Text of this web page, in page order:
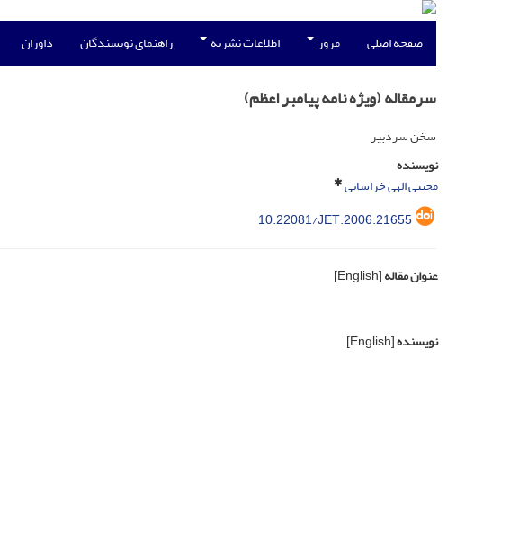
صفحه اصلی مرور اطلاعات نشریه راهنمای نویسندگان داوران
سرمقاله (ویژه نامه پیامبر اعظم)
سخن سردبیر
نویسنده
مجتبی الهی خراسانی
10.22081/JET.2006.21655
عنوان مقاله[English]
نویسنده[English]